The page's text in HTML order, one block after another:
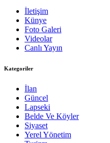
İletişim
Künye
Foto Galeri
Videolar
Canlı Yayın
Kategoriler
İlan
Güncel
Lapseki
Belde Ve Köyler
Siyaset
Yerel Yönetim